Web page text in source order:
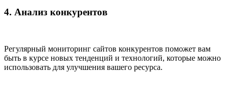
4. Анализ конкурентов
Регулярный мониторинг сайтов конкурентов поможет вам
быть в курсе новых тенденций и технологий, которые можно
использовать для улучшения вашего ресурса.